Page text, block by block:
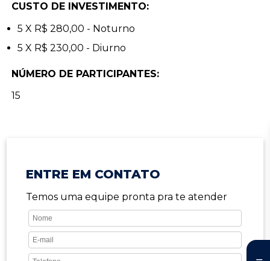
CUSTO DE INVESTIMENTO:
5 X R$ 280,00 - Noturno
5 X R$ 230,00 - Diurno
NÚMERO DE PARTICIPANTES:
15
ENTRE EM CONTATO
Temos uma equipe pronta pra te atender